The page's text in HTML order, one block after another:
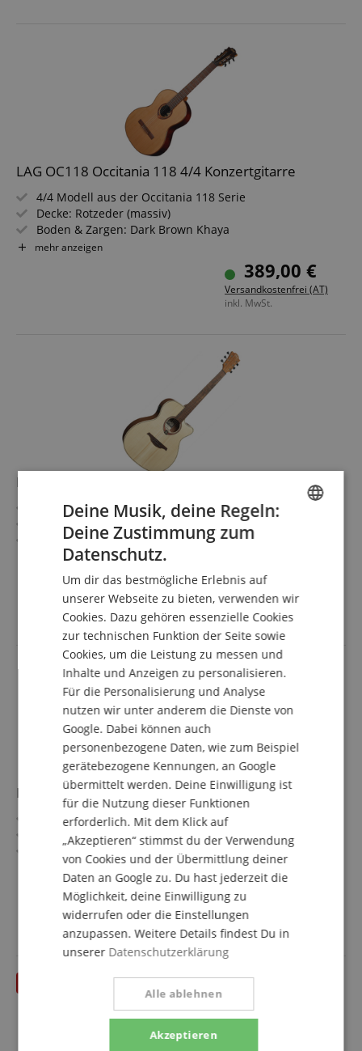
LAG OC118 Occitania 118 4/4 Konzertgitarre
4/4 Modell aus der Occitania 118 Serie
Decke: Rotzeder (massiv)
Boden & Zargen: Dark Brown Khaya
Hals: Khaya, Griffbrett: Brownwood
mehr anzeigen
389,00 €
Versandkostenfrei (AT)
inkl. MwSt.
LAG T70ACE-NAT Natural
Tramontane 70-Serie
Decke: massive Sitka-Fichte
Boden & Zarge: Khaya
Griffbrett/Hals: Brown BrankoWood / Okoume
Elektronik: DirectLâg
Farbe & Finish: Natural, Satin
mehr anzeigen
385,00 €
Versandkostenfrei (AT)
inkl. MwSt.
LAG TKU8S2 Tiki Sopran Ukulele
Tiki Serie
Größe: Sopran
Decke, Boden, Zargen & Hals: Sapele
Griffbrett & Brücke: dunkle Walnuss
Farbe & Finish: Natural, French Satin
Inkl. Gigbag
59,00 €
Versandkostenfrei (AT)
inkl. MwSt.
FRENCH
SPANISH
Deine Musik, deine Regeln:
Deine Zustimmung zum
Datenschutz.
Um dir das bestmögliche Erlebnis auf
unserer Webseite zu bieten, verwenden wir
Cookies. Dazu gehören essenzielle Cookies
zur technischen Funktion der Seite sowie
Cookies, um die Leistung zu messen und
Inhalte und Anzeigen zu personalisieren.
Für die Personalisierung und Analyse
nutzen wir unter anderem die Dienste von
Google. Dabei können auch
personenbezogene Daten, wie zum Beispiel
gerätebezogene Kennungen, an Google
übermittelt werden. Deine Einwilligung ist
für die Nutzung dieser Funktionen
erforderlich. Mit dem Klick auf
„Akzeptieren“ stimmst du der Verwendung
von Cookies und der Übermittlung deiner
Daten an Google zu. Du hast jederzeit die
Möglichkeit, deine Einwilligung zu
widerrufen oder die Einstellungen
anzupassen. Weitere Details findest Du in
unserer Datenschutzerklärung
Akzeptieren
Alle ablehnen